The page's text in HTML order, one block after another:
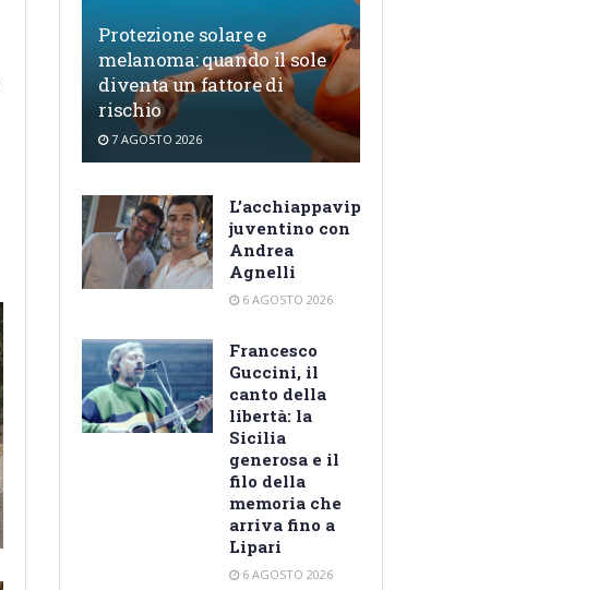
Protezione solare e
melanoma: quando il sole
diventa un fattore di
rischio
7 AGOSTO 2026
L’acchiappavip
juventino con
Andrea
Agnelli
6 AGOSTO 2026
Francesco
Guccini, il
canto della
libertà: la
Sicilia
generosa e il
filo della
memoria che
arriva fino a
Lipari
6 AGOSTO 2026